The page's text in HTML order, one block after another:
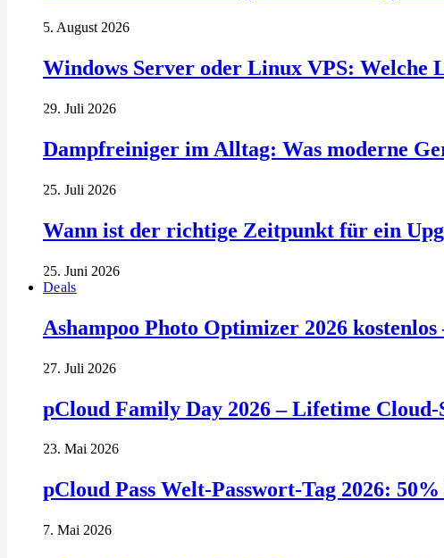
5. August 2026
Windows Server oder Linux VPS: Welche
29. Juli 2026
Dampfreiniger im Alltag: Was moderne
25. Juli 2026
Wann ist der richtige Zeitpunkt für ein
25. Juni 2026
Deals
Ashampoo Photo Optimizer 2026
27. Juli 2026
pCloud Family Day 2026 – Lifetime
23. Mai 2026
pCloud Pass Welt-Passwort-Tag 2026:
7. Mai 2026